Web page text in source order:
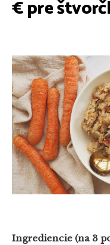
€ pre
Ingrediencie (na 3